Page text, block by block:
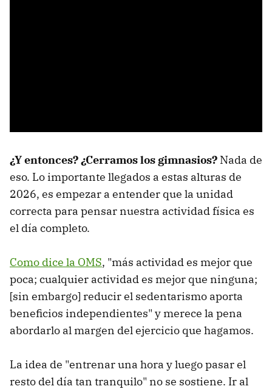
¿Y entonces? ¿Cerramos los gimnasios? Nada de
eso. Lo importante llegados a estas alturas de
2026, es empezar a entender que la unidad
correcta para pensar nuestra actividad física es
el día completo.
Como dice la OMS, "más actividad es mejor que
poca; cualquier actividad es mejor que ninguna;
[sin embargo] reducir el sedentarismo aporta
beneficios independientes" y merece la pena
abordarlo al margen del ejercicio que hagamos.
La idea de "entrenar una hora y luego pasar el
resto del día tan tranquilo" no se sostiene. Ir al